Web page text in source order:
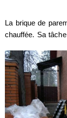
La brique de
chauffée. Sa